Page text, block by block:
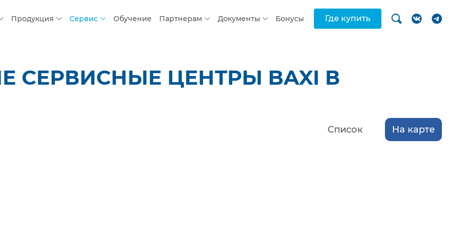
Продукция Сервис Обучение Партнерам Документы Бонусы Где купить
СЕРВИСНЫЕ ЦЕНТРЫ BAXI В
Список На карте